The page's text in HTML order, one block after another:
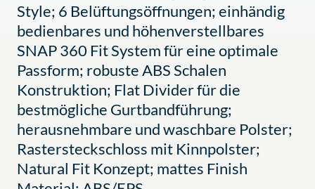
Style; 6 Belüftungsöffnungen; einhändig
bedienbares und höhenverstellbares
SNAP 360 Fit System für eine optimale
Passform; robuste ABS Schalen
Konstruktion; Flat Divider für die
bestmögliche Gurtbandführung;
herausnehmbare und waschbare Polster;
Rastersteckschloss mit Kinnpolster;
Natural Fit Konzept; mattes Finish